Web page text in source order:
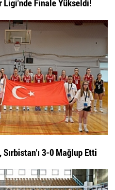
Finale Yükseldi!
Sırbistan'ı 3-0 Mağlup Etti